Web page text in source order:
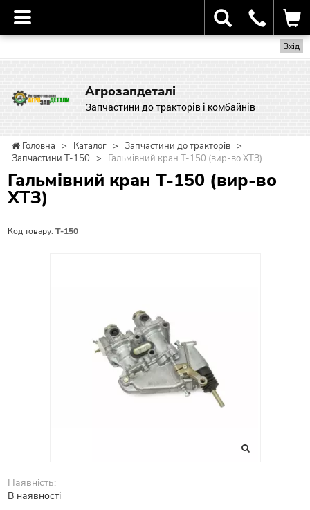
Вхід
Агрозапдеталі
Запчастини до тракторів і комбайнів
Головна > Каталог > Запчастини до тракторів >
Запчастини Т-150 > Гальмівний кран Т-150 (вир-во ХТЗ)
Гальмівний кран Т-150 (вир-во
ХТЗ)
Код товару: Т-150
Наявність:
В наявності